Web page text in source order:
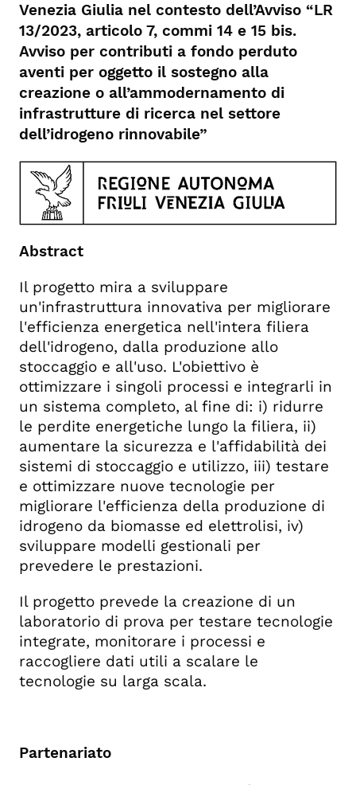
Venezia Giulia nel contesto dell’Avviso “LR
13/2023, articolo 7, commi 14 e 15 bis.
Avviso per contributi a fondo perduto
aventi per oggetto il sostegno alla
creazione o all’ammodernamento di
infrastrutture di ricerca nel settore
dell’idrogeno rinnovabile”
Abstract
Il progetto mira a sviluppare
un'infrastruttura innovativa per migliorare
l'efficienza energetica nell'intera filiera
dell'idrogeno, dalla produzione allo
stoccaggio e all'uso. L'obiettivo è
ottimizzare i singoli processi e integrarli in
un sistema completo, al fine di: i) ridurre
le perdite energetiche lungo la filiera, ii)
aumentare la sicurezza e l'affidabilità dei
sistemi di stoccaggio e utilizzo, iii) testare
e ottimizzare nuove tecnologie per
migliorare l'efficienza della produzione di
idrogeno da biomasse ed elettrolisi, iv)
sviluppare modelli gestionali per
prevedere le prestazioni.
Il progetto prevede la creazione di un
laboratorio di prova per testare tecnologie
integrate, monitorare i processi e
raccogliere dati utili a scalare le
tecnologie su larga scala.
Partenariato